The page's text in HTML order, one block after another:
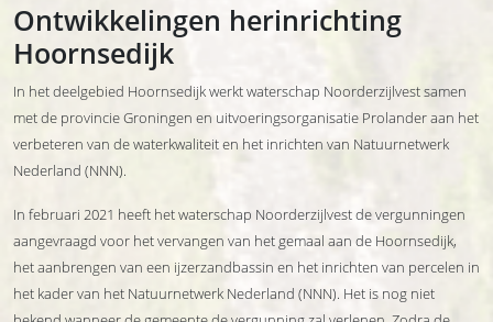
Ontwikkelingen herinrichting
Hoornsedijk
In het deelgebied Hoornsedijk werkt waterschap Noorderzijlvest samen
met de provincie Groningen en uitvoeringsorganisatie Prolander aan het
verbeteren van de waterkwaliteit en het inrichten van Natuurnetwerk
Nederland (NNN).
In februari 2021 heeft het waterschap Noorderzijlvest de vergunningen
aangevraagd voor het vervangen van het gemaal aan de Hoornsedijk,
het aanbrengen van een ijzerzandbassin en het inrichten van percelen in
het kader van het Natuurnetwerk Nederland (NNN). Het is nog niet